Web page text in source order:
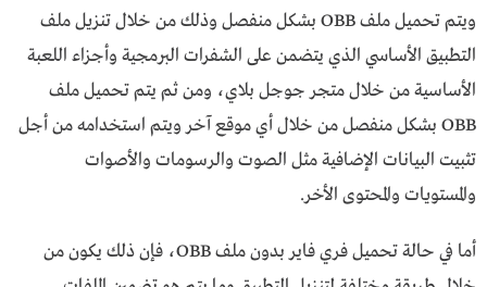
ويتم تحميل ملف OBB بشكل منفصل وذلك من خلال تنزيل ملف
التطبيق الأساسي الذي يتضمن على الشفرات البرمجية وأجزاء اللعبة
الأساسية من خلال متجر جوجل بلاي، ومن ثم يتم تحميل ملف
OBB بشكل منفصل من خلال أي موقع آخر ويتم استخدامه من أجل
تثبيت البيانات الإضافية مثل الصوت والرسومات والأصوات
والمستويات والمحتوى الأخر.
أما في حالة تحميل فري فاير بدون ملف OBB، فإن ذلك يكون من